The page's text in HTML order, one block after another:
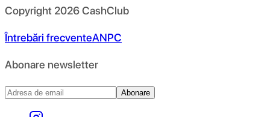
Copyright 2026CashClub
Întrebări frecventeANPC
Abonare newsletter
Abonare